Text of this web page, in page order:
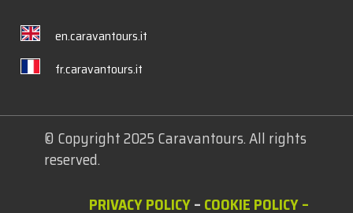
en.caravantours.it
fr.caravantours.it
© Copyright 2025 Caravantours. All rights
reserved.
PRIVACY POLICY– COOKIE POLICY–